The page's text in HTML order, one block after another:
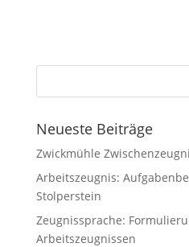
Neueste Beiträge
Zwickmühle
Arbeitszeugnis:
Stolperstein
Zeugnissprache:
Arbeitszeugnissen